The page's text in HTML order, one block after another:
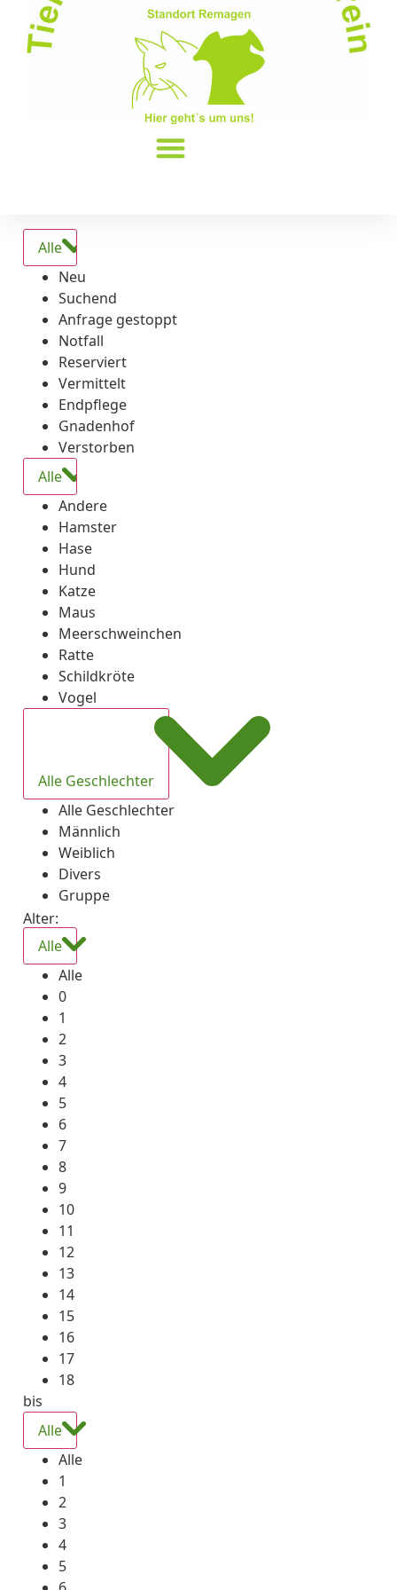
Alle
Neu
Suchend
Anfrage gestoppt
Notfall
Reserviert
Vermittelt
Endpflege
Gnadenhof
Verstorben
Alle
Andere
Hamster
Hase
Hund
Katze
Maus
Meerschweinchen
Ratte
Schildkröte
Vogel
Alle Geschlechter
Alle Geschlechter
Männlich
Weiblich
Divers
Gruppe
Alter:
Alle
Alle
0
1
2
3
4
5
6
7
8
9
10
11
12
13
14
15
16
17
18
bis
Alle
Alle
1
2
3
4
5